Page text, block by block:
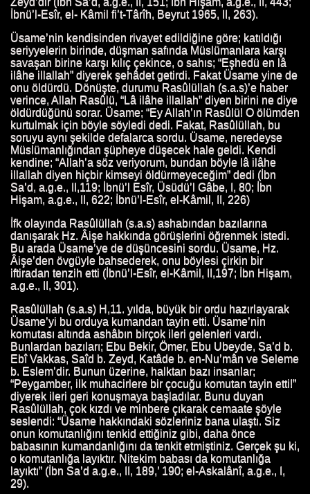
İbnü’l-Esîr, el- Kâmil fi’t-Târîh, Beyrut 1965, II, 263).
Üsame’nin kendisinden rivayet edildiğine göre; katıldığı
seriyyelerin birinde, düşman safında Müslümanlara karşı
savaşan birine karşı kılıç çekince, o sahıs; “Eşhedü en lâ
ilâhe illallah” diyerek şehâdet getirdi. Fakat Üsame yine de
onu öldürdü. Dönüşte, durumu Rasûlüllah (s.a.s)’e haber
verince, Allah Rasûlü, “Lâ ilâhe illallah” diyen birini ne diye
öldürdüğünü sorar. Üsame; “Ey Allah’ın Rasûlü! O ölümden
kurtulmak için böyle söyledi dedi. Fakat, Rasûlüllah, bu
soruyu aynı şekilde defalarca sordu. Üsame, neredeyse
Müslümanlığından şüpheye düşecek hale geldi. Kendi
kendine; “Allah’a söz veriyorum, bundan böyle lâ ilâhe
illallah diyen hiçbir kimseyi öldürmeyeceğim” dedi (İbn
Sa’d, a.g.e., II,119; İbnü’l Esîr, Üsüdü’l Gâbe, I, 80; İbn
Hişam, a.g.e., II, 622; İbnü’l-Esîr, el-Kâmil, II, 226)
İfk olayında Rasûlüllah (s.a.s) ashabından bazılarına
danışarak Hz. Âişe hakkında görüşlerini öğrenmek istedi.
Bu arada Üsame’ye de düşüncesini sordu. Üsame, Hz.
Âişe’den övgüyle bahsederek, onu böylesi çirkin bir
iftiradan tenzih etti (İbnü’l-Esîr, el-Kâmil, II,197; İbn Hişam,
a.g.e., II, 301).
Rasûlüllah (s.a.s) H,11. yılda, büyük bir ordu hazırlayarak
Üsame’yi bu orduya kumandan tayin etti. Üsame’nin
komutası altında ashâbın birçok ileri gelenleri vardı.
Bunlardan bazıları; Ebu Bekir, Ömer, Ebu Ubeyde, Sa’d b.
Ebî Vakkas, Saîd b. Zeyd, Katâde b. en-Nu’mân ve Seleme
b. Eslem’dir. Bunun üzerine, halktan bazı insanlar;
“Peygamber, ilk muhacirlere bir çocuğu komutan tayin etti!”
diyerek ileri geri konuşmaya başladılar. Bunu duyan
Rasûlüllah, çok kızdı ve minbere çıkarak cemaate şöyle
seslendi: “Üsame hakkındaki sözleriniz bana ulaştı. Siz
onun komutanlığını tenkid ettiğiniz gibi, daha önce
babasının kumandanlığını da tenkit etmiştiniz. Gerçek şu ki,
o komutanlığa layıktır. Nitekim babası da komutanlığa
layıktı” (İbn Sa’d a.g.e., II, 189,’ 190; el-Askalânî, a.g.e., I,
29).
HAYATI
HAYATI
HAYATI
HAYATI